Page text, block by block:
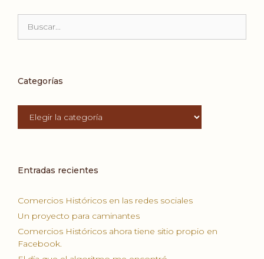
Categorías
Entradas recientes
Comercios Históricos en las redes sociales
Un proyecto para caminantes
Comercios Históricos ahora tiene sitio propio en
Facebook.